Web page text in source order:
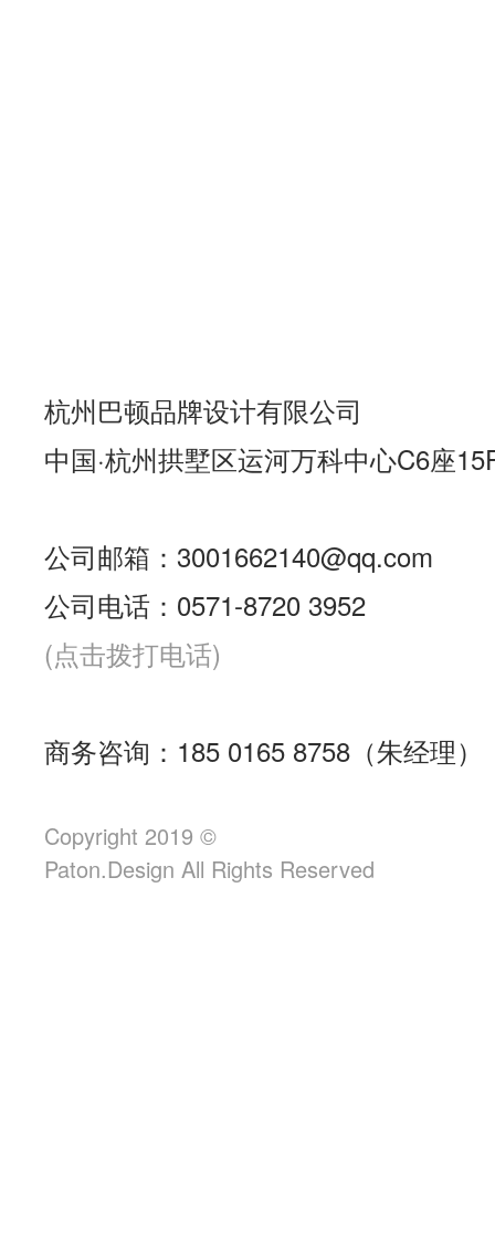
杭州巴顿品牌设计有限公司
中国·杭州拱墅区运河万科中心C6座
公司邮箱：3001662140@qq.com
公司电话：0571-8720 3952
(点击拨打电话)
商务咨询：185 0165 8758（朱经理）
Copyright 2019 ©
Paton.Design All Rights Reserved